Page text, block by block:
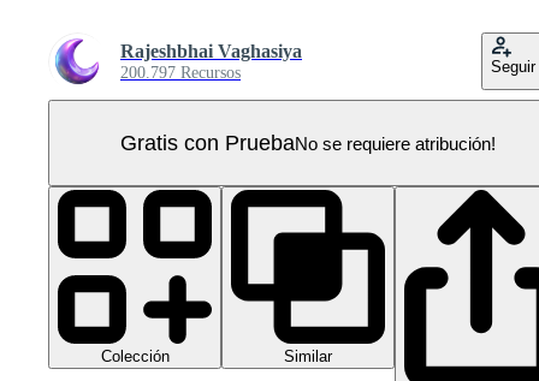
Rajeshbhai Vaghasiya
200.797 Recursos Seguir
Gratis con PruebaNo se requiere atribución!
Colección Similar